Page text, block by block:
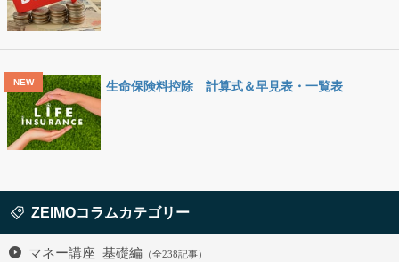
生命保険料控除 計算式＆早見表・一覧表
ZEIMOコラムカテゴリー
マネー講座 基礎編 （全238記事）